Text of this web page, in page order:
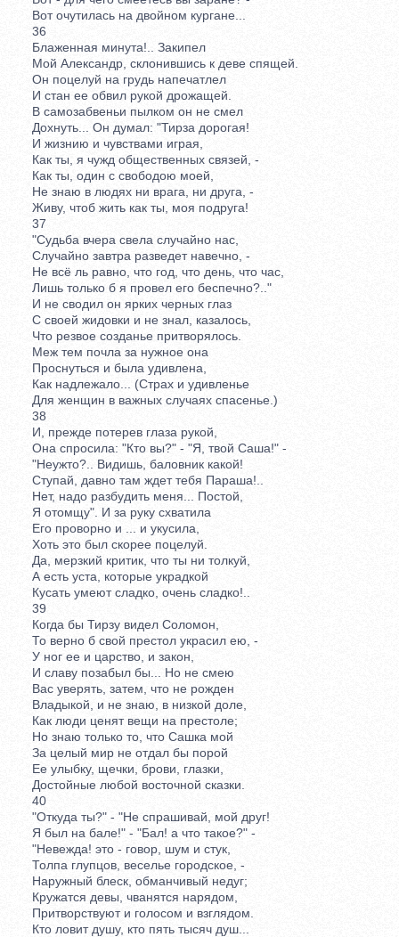
Вот очутилась на двойном кургане...
36
Блаженная минута!.. Закипел
Мой Александр, склонившись к деве спящей.
Он поцелуй на грудь напечатлел
И стан ее обвил рукой дрожащей.
В самозабвеньи пылком он не смел
Дохнуть... Он думал: "Тирза дорогая!
И жизнию и чувствами играя,
Как ты, я чужд общественных связей, -
Как ты, один с свободою моей,
Не знаю в людях ни врага, ни друга, -
Живу, чтоб жить как ты, моя подруга!
37
"Судьба вчера свела случайно нас,
Случайно завтра разведет навечно, -
Не всё ль равно, что год, что день, что час,
Лишь только б я провел его беспечно?.."
И не сводил он ярких черных глаз
С своей жидовки и не знал, казалось,
Что резвое созданье притворялось.
Меж тем почла за нужное она
Проснуться и была удивлена,
Как надлежало... (Страх и удивленье
Для женщин в важных случаях спасенье.)
38
И, прежде потерев глаза рукой,
Она спросила: "Кто вы?" - "Я, твой Саша!" -
"Неужто?.. Видишь, баловник какой!
Ступай, давно там ждет тебя Параша!..
Нет, надо разбудить меня... Постой,
Я отомщу". И за руку схватила
Его проворно и ... и укусила,
Хоть это был скорее поцелуй.
Да, мерзкий критик, что ты ни толкуй,
А есть уста, которые украдкой
Кусать умеют сладко, очень сладко!..
39
Когда бы Тирзу видел Соломон,
То верно б свой престол украсил ею, -
У ног ее и царство, и закон,
И славу позабыл бы... Но не смею
Вас уверять, затем, что не рожден
Владыкой, и не знаю, в низкой доле,
Как люди ценят вещи на престоле;
Но знаю только то, что Сашка мой
За целый мир не отдал бы порой
Ее улыбку, щечки, брови, глазки,
Достойные любой восточной сказки.
40
"Откуда ты?" - "Не спрашивай, мой друг!
Я был на бале!" - "Бал! а что такое?" -
"Невежда! это - говор, шум и стук,
Толпа глупцов, веселье городское, -
Наружный блеск, обманчивый недуг;
Кружатся девы, чванятся нарядом,
Притворствуют и голосом и взглядом.
Кто ловит душу, кто пять тысяч душ...